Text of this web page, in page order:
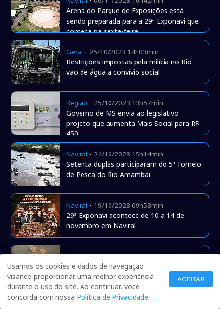
Arena do Parque de Exposições está
sendo preparada para a 29ª Exponavi que
começa na sexta-feira
Geral - 25/10/2023 14h03min
Restrições impostas pela milícia no Rio
vão de água a convívio social
Região - 25/10/2023 13h57min
Governo de MS envia ao legislativo
projeto que aumenta Mais Social para R$
450
Naviraí- 24/10/2023 15h14min
Setenta duplas participaram do 5º Torneio
de Pesca do Rio Amambai
Naviraí- 19/10/2023 09h53min
29ª Exponavi acontece de 10 a 14 de
novembro em Naviraí
Geral-09/10/2023 14h19min
Professor de MS vai ganhar salário de
quase R$ 12 mil, o triplo do piso nacional
Usamos os cookies e dados de navegação
visando proporcionar uma melhor experiência
durante o uso do site. Ao continuar, você
concorda com nossa Política de Privacidade.
ACEITAR